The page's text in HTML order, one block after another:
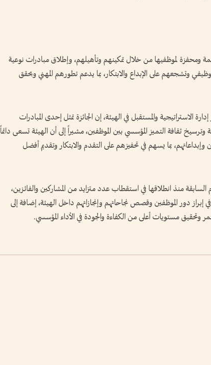
ومحفزة لموظفيها من خلال تمكينهم وتأهيلهم، وإطلاق مبادرات نوعية
وتشجعهم على الإبداع والابتكار، بما يدعم تطورهم المهني ويحقق
الاستراتيجية والمستقبل في الهيئة، إن الجائزة تمثل إحدى المبادرات
وترسيخ ثقافة التميز المؤسسي بين الموظفين، مشيراً إلى أن الهيئة تسعى دائماً
وإبداعاتهم، بما يسهم في تحفيزهم على التقدم والابتكار وتقديم أفضل
منذ انطلاقها في استقطاب عدد متزايد من المشاركين والفائزين،
دور الموظفين وقصص نجاحاتهم وإنجازاتهم داخل الهيئة، إضافة إلى
وتحقيق مستويات أعلى من الكفاءة والجودة في الأداء المؤسسي.